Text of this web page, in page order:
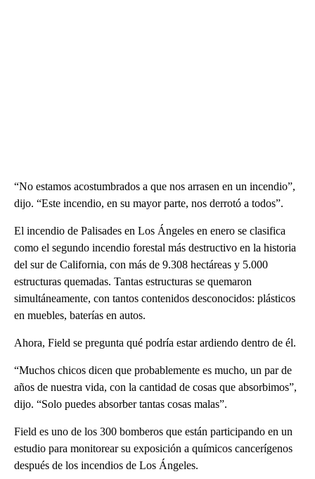
“No estamos acostumbrados a que nos arrasen en un incendio”,
dijo. “Este incendio, en su mayor parte, nos derrotó a todos”.
El incendio de Palisades en Los Ángeles en enero se clasifica
como el segundo incendio forestal más destructivo en la historia
del sur de California, con más de 9.308 hectáreas y 5.000
estructuras quemadas. Tantas estructuras se quemaron
simultáneamente, con tantos contenidos desconocidos: plásticos
en muebles, baterías en autos.
Ahora, Field se pregunta qué podría estar ardiendo dentro de él.
“Muchos chicos dicen que probablemente es mucho, un par de
años de nuestra vida, con la cantidad de cosas que absorbimos”,
dijo. “Solo puedes absorber tantas cosas malas”.
Field es uno de los 300 bomberos que están participando en un
estudio para monitorear su exposición a químicos cancerígenos
después de los incendios de Los Ángeles.